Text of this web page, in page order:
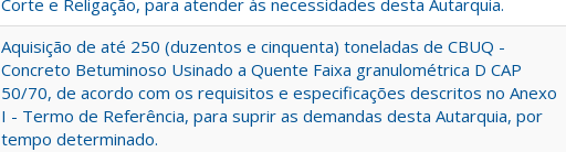
Corte e Religação, para atender às necessidades desta Autarquia.
Aquisição de até 250 (duzentos e cinquenta) toneladas de CBUQ -
Concreto Betuminoso Usinado a Quente Faixa granulométrica D CAP
50/70, de acordo com os requisitos e especificações descritos no Anexo
I - Termo de Referência, para suprir as demandas desta Autarquia, por
tempo determinado.